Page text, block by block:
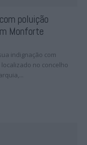
poluição
Monforte
indignação com
localizado no concelho